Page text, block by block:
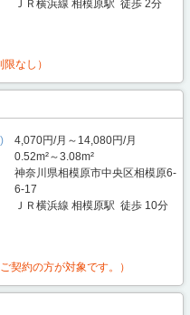
ＪＲ横浜線 相模原駅 徒歩 2分
なし）
4,070円/月～14,080円/月
0.52m²～3.08m²
神奈川県相模原市中央区相模原6-
6-17
ＪＲ横浜線 相模原駅 徒歩 10分
契約の方が対象です。）